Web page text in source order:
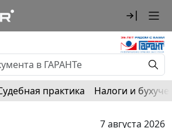
практика Налоги и
7 августа 2026